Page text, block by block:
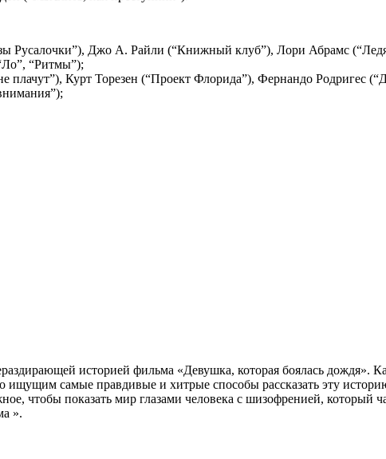
Русалочки”), Джо А. Райли (“Книжный клуб”), Лори Абрамс
“Ритмы”);
Курт Торезен (“Проект Флорида”), Фернандо Родригес
историей фильма «Девушка, которая боялась дождя».
ищущим самые правдивые и хитрые способы рассказать эту
чтобы показать мир глазами человека с шизофренией,
».